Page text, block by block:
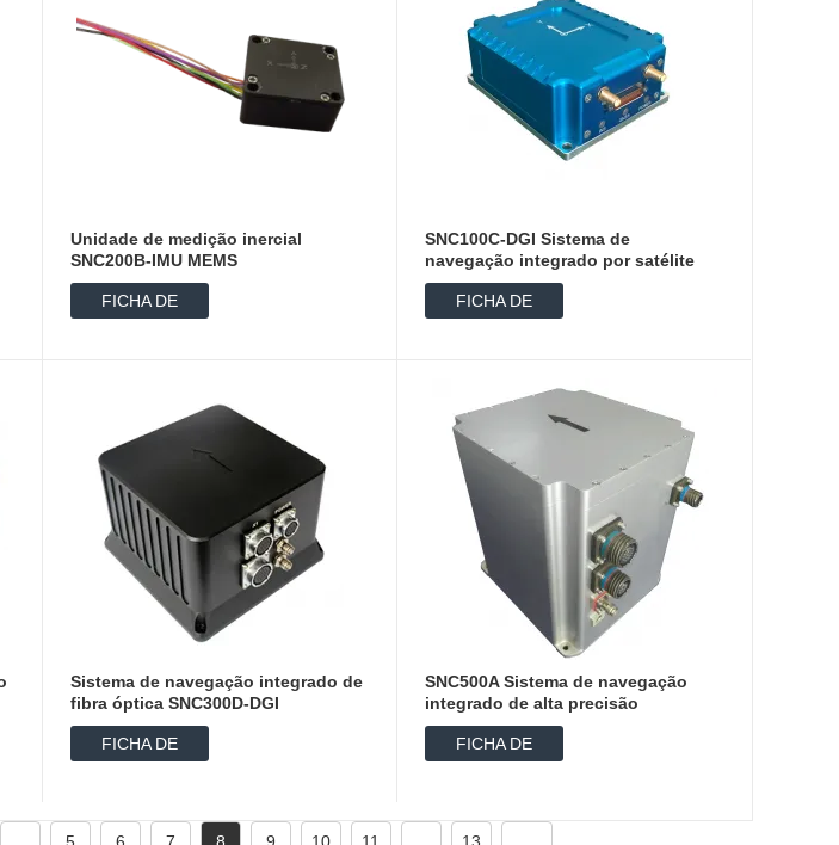
Unidade de medição inercial
SNC200B-IMU MEMS
FICHA DE
SNC100C-DGI Sistema de
navegação integrado por satélite
inercial
FICHA DE
Sistema de navegação integrado de
fibra óptica SNC300D-DGI
FICHA DE
SNC500A Sistema de navegação
integrado de alta precisão
FICHA DE